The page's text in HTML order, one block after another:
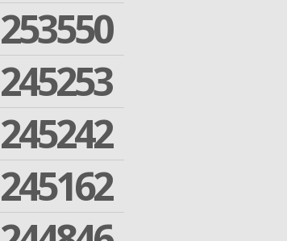
253550
245253
245242
245162